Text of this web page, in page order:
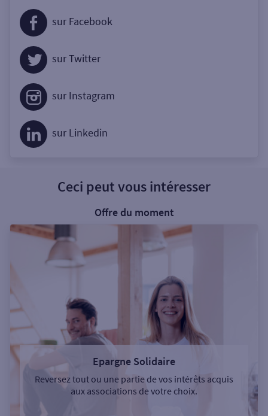
sur Facebook
sur Twitter
sur Instagram
sur Linkedin
Ceci peut vous intéresser
Offre du moment
Epargne Solidaire
Reversez tout ou une partie de vos intérêts acquis
aux associations de votre choix.